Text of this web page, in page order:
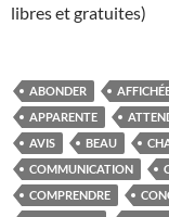
libres et gratuites)
ABONDER
APPARENTE
AVIS
BEAU
COMMUNICATION
COMPRENDRE